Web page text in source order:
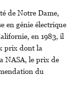
de Notre Dame,
en génie électrique
en 1983, il
prix dont la
NASA, le prix de
du